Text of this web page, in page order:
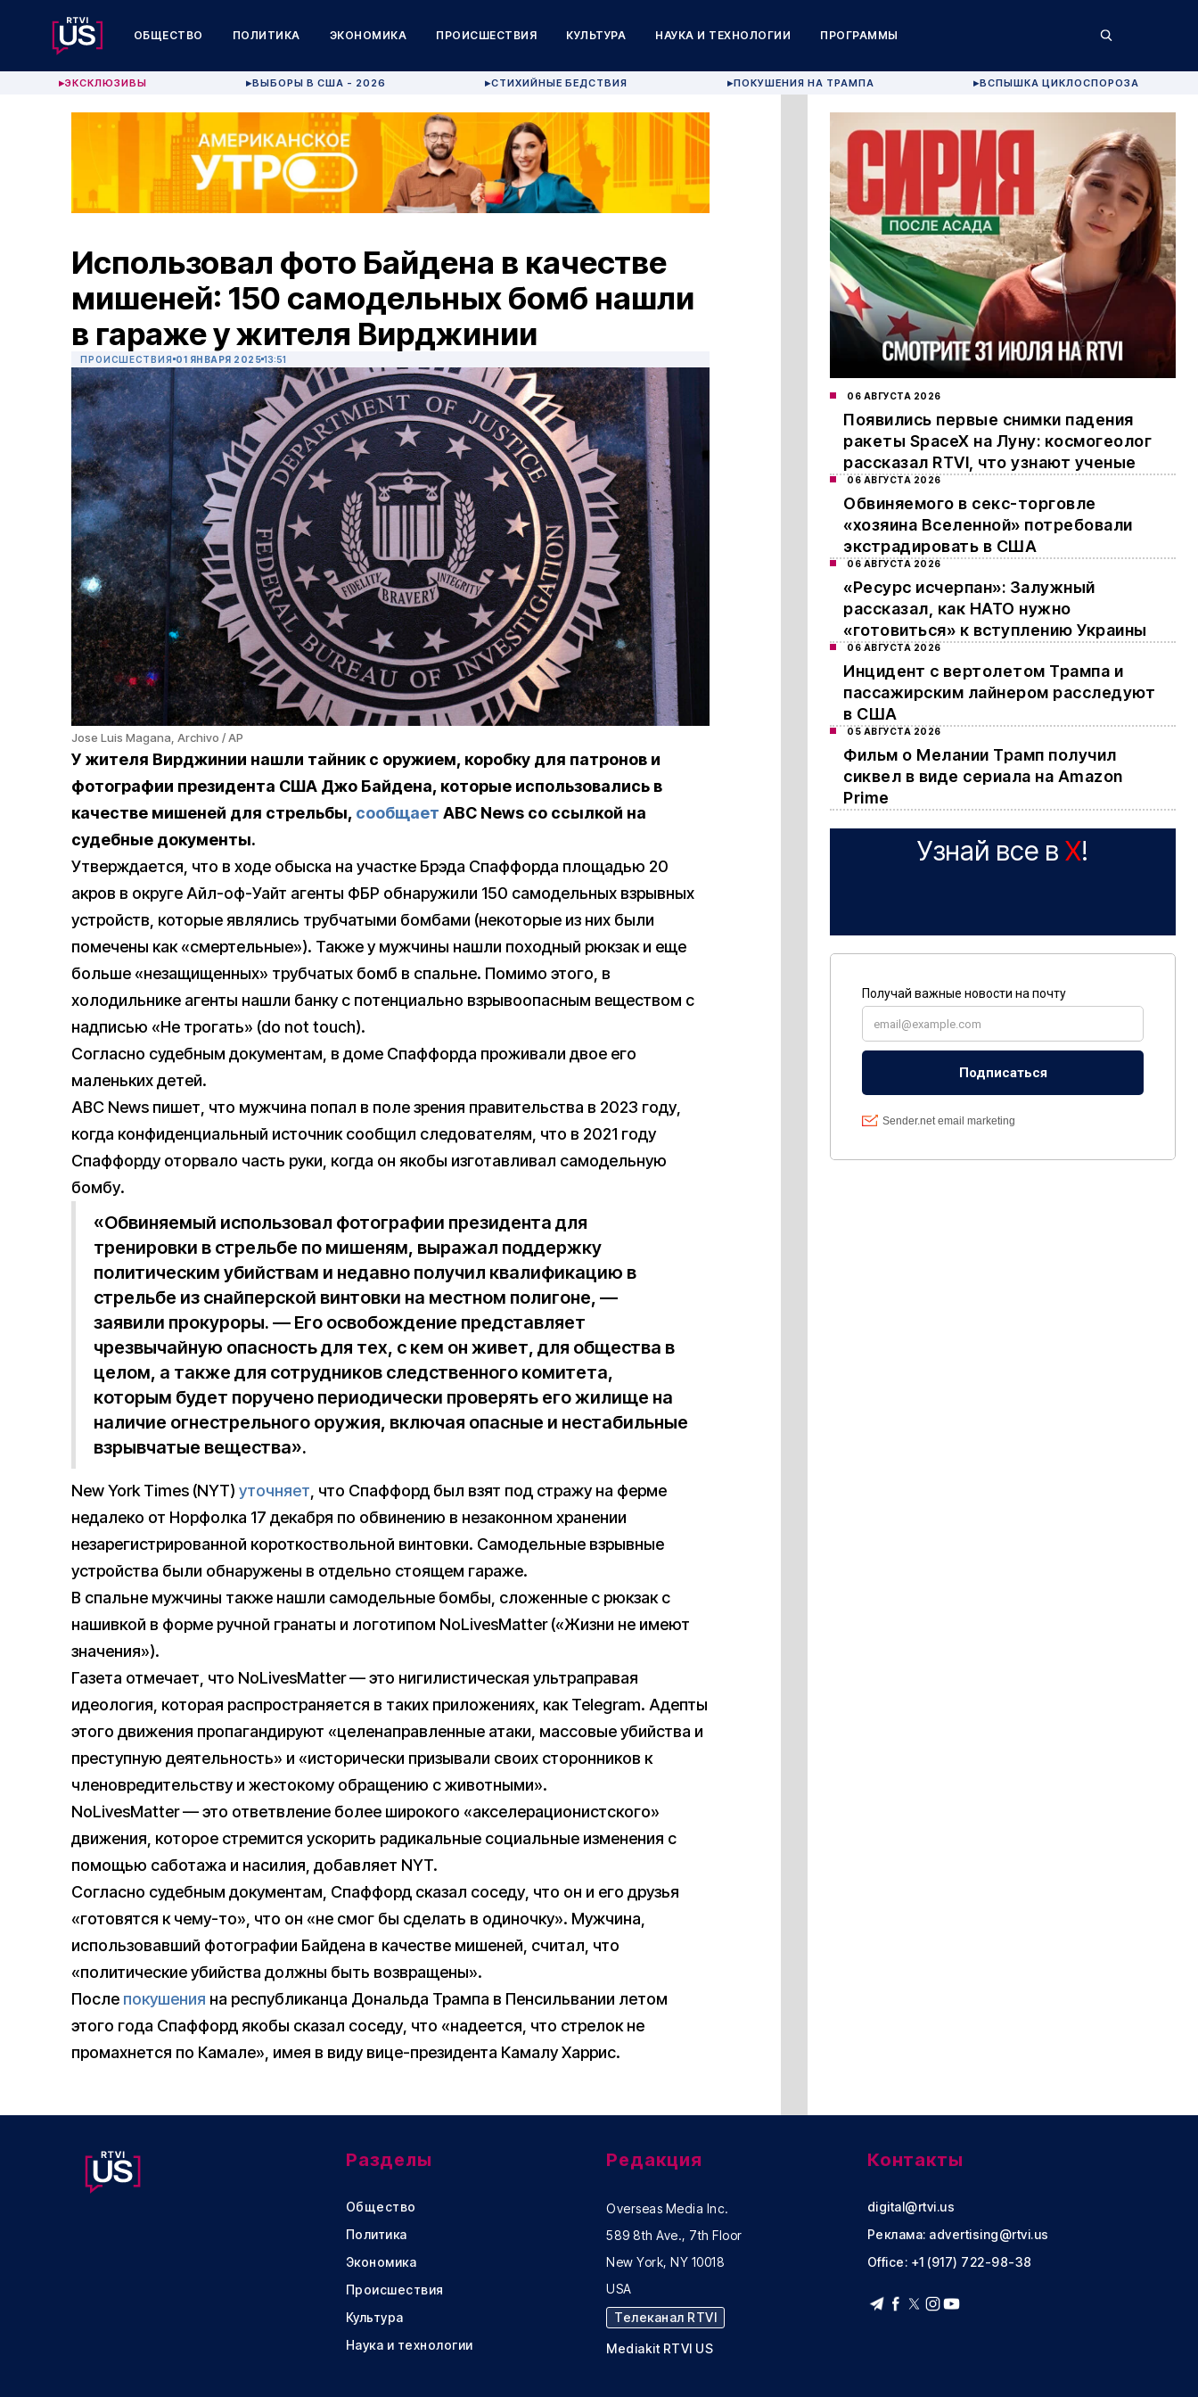
ОБЩЕСТВО ПОЛИТИКА ЭКОНОМИКА ПРОИСШЕСТВИЯ КУЛЬТУРА НАУКА И ТЕХНОЛОГИИ ПРОГРАММЫ
▶ЭКСКЛЮЗИВЫ ▶ВЫБОРЫ В США - 2026 ▶СТИХИЙНЫЕ БЕДСТВИЯ ▶ПОКУШЕНИЯ НА ТРАМПА ▶ВСПЫШКА ЦИКЛОСПОРОЗА
Использовал фото Байдена в качестве
мишеней: 150 самодельных бомб нашли
в гараже у жителя Вирджинии
ПРОИСШЕСТВИЯ 01 ЯНВАРЯ 2025 13:51
Jose Luis Magana, Archivo / AP
У жителя Вирджинии нашли тайник с оружием, коробку для патронов и
фотографии президента США Джо Байдена, которые использовались в
качестве мишеней для стрельбы, сообщает ABC News со ссылкой на
судебные документы.
Утверждается, что в ходе обыска на участке Брэда Спаффорда площадью 20
акров в округе Айл-оф-Уайт агенты ФБР обнаружили 150 самодельных взрывных
устройств, которые являлись трубчатыми бомбами (некоторые из них были
помечены как «смертельные»). Также у мужчины нашли походный рюкзак и еще
больше «незащищенных» трубчатых бомб в спальне. Помимо этого, в
холодильнике агенты нашли банку с потенциально взрывоопасным веществом с
надписью «Не трогать» (do not touch).
Согласно судебным документам, в доме Спаффорда проживали двое его
маленьких детей.
ABC News пишет, что мужчина попал в поле зрения правительства в 2023 году,
когда конфиденциальный источник сообщил следователям, что в 2021 году
Спаффорду оторвало часть руки, когда он якобы изготавливал самодельную
бомбу.
«Обвиняемый использовал фотографии президента для
тренировки в стрельбе по мишеням, выражал поддержку
политическим убийствам и недавно получил квалификацию в
стрельбе из снайперской винтовки на местном полигоне, —
заявили прокуроры. — Его освобождение представляет
чрезвычайную опасность для тех, с кем он живет, для общества в
целом, а также для сотрудников следственного комитета,
которым будет поручено периодически проверять его жилище на
наличие огнестрельного оружия, включая опасные и нестабильные
взрывчатые вещества».
New York Times (NYT) уточняет, что Спаффорд был взят под стражу на ферме
недалеко от Норфолка 17 декабря по обвинению в незаконном хранении
незарегистрированной короткоствольной винтовки. Самодельные взрывные
устройства были обнаружены в отдельно стоящем гараже.
В спальне мужчины также нашли самодельные бомбы, сложенные с рюкзак с
нашивкой в форме ручной гранаты и логотипом NoLivesMatter («Жизни не имеют
значения»).
Газета отмечает, что NoLivesMatter — это нигилистическая ультраправая
идеология, которая распространяется в таких приложениях, как Telegram. Адепты
этого движения пропагандируют «целенаправленные атаки, массовые убийства и
преступную деятельность» и «исторически призывали своих сторонников к
членовредительству и жестокому обращению с животными».
NoLivesMatter — это ответвление более широкого «акселерационистского»
движения, которое стремится ускорить радикальные социальные изменения с
помощью саботажа и насилия, добавляет NYT.
Согласно судебным документам, Спаффорд сказал соседу, что он и его друзья
«готовятся к чему-то», что он «не смог бы сделать в одиночку». Мужчина,
использовавший фотографии Байдена в качестве мишеней, считал, что
«политические убийства должны быть возвращены».
После покушения на республиканца Дональда Трампа в Пенсильвании летом
этого года Спаффорд якобы сказал соседу, что «надеется, что стрелок не
промахнется по Камале», имея в виду вице-президента Камалу Харрис.
06 АВГУСТА 2026
Появились первые снимки падения
ракеты SpaceX на Луну: космогеолог
рассказал RTVI, что узнают ученые
06 АВГУСТА 2026
Обвиняемого в секс-торговле
«хозяина Вселенной» потребовали
экстрадировать в США
06 АВГУСТА 2026
«Ресурс исчерпан»: Залужный
рассказал, как НАТО нужно
«готовиться» к вступлению Украины
06 АВГУСТА 2026
Инцидент с вертолетом Трампа и
пассажирским лайнером расследуют
в США
05 АВГУСТА 2026
Фильм о Мелании Трамп получил
сиквел в виде сериала на Amazon
Prime
Узнай все в X!
Разделы
Общество
Политика
Экономика
Происшествия
Культура
Наука и технологии
Редакция
Overseas Media Inc.
589 8th Ave., 7th Floor
New York, NY 10018
USA
Телеканал RTVI
Mediakit RTVI US
Контакты
digital@rtvi.us
Реклама: advertising@rtvi.us
Office: +1 (917) 722-98-38